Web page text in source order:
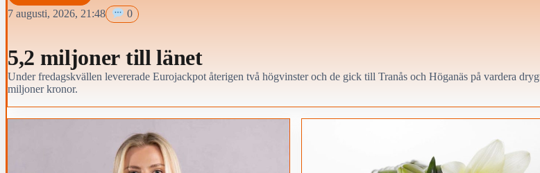
7 augusti, 2026, 21:48 0
5,2 miljoner till länet
Under fredagskvällen levererade Eurojackpot återigen två högvinster och de gick till Tranås och Höganäs på vardera
miljoner kronor.